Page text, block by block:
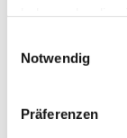
Notwendig
Präferenzen